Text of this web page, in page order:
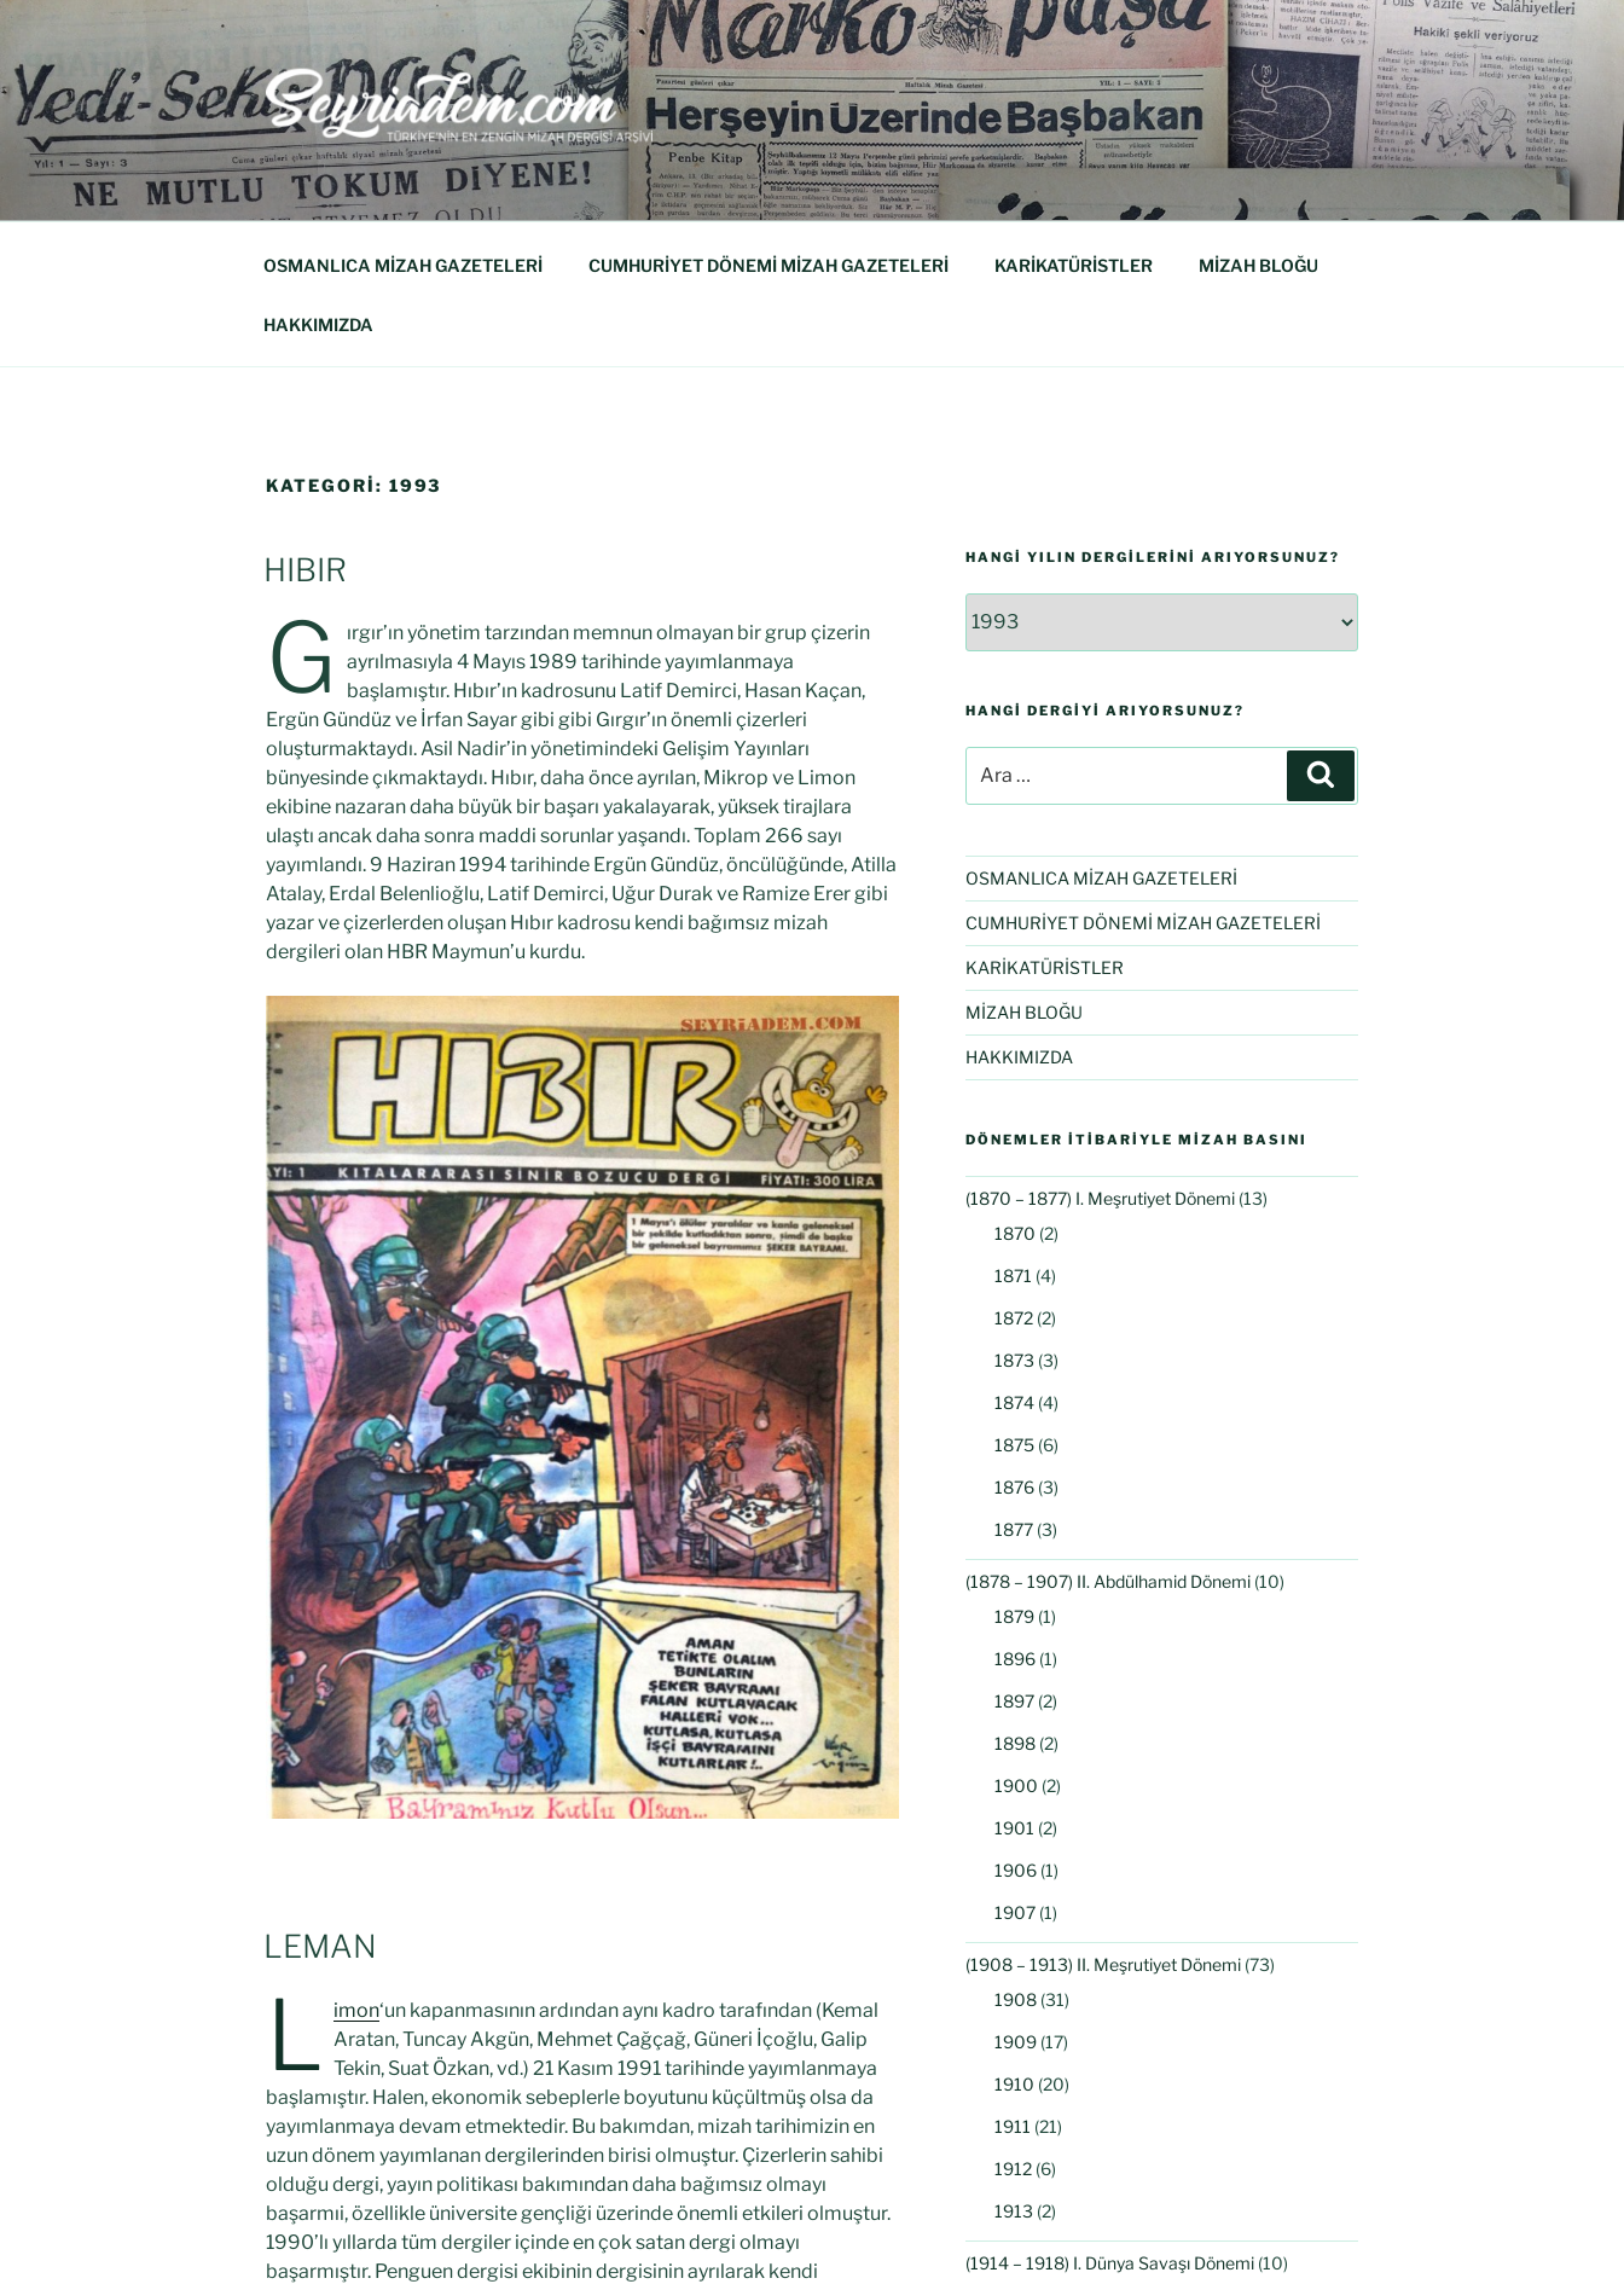
SEYRIADEM
Türkiye'nin En Zengin Mizah Dergisi Arşividir.
OSMANLICA MİZAH GAZETELERİ CUMHURİYET DÖNEMİ MİZAH GAZETELERİ KARİKATÜRİSTLER MİZAH BLOĞU
HAKKIMIZDA
KATEGORI: 1993
HIBIR
G
ırgır’ın yönetim tarzından memnun olmayan bir grup çizerin
ayrılmasıyla 4 Mayıs 1989 tarihinde yayımlanmaya
başlamıştır. Hıbır’ın kadrosunu Latif Demirci, Hasan Kaçan,
Ergün Gündüz ve İrfan Sayar gibi gibi Gırgır’ın önemli çizerleri
oluşturmaktaydı. Asil Nadir’in yönetimindeki Gelişim Yayınları
bünyesinde çıkmaktaydı. Hıbır, daha önce ayrılan, Mikrop ve Limon
ekibine nazaran daha büyük bir başarı yakalayarak, yüksek tirajlara
ulaştı ancak daha sonra maddi sorunlar yaşandı. Toplam 266 sayı
yayımlandı. 9 Haziran 1994 tarihinde Ergün Gündüz, öncülüğünde, Atilla
Atalay, Erdal Belenlioğlu, Latif Demirci, Uğur Durak ve Ramize Erer gibi
yazar ve çizerlerden oluşan Hıbır kadrosu kendi bağımsız mizah
dergileri olan HBR Maymun’u kurdu.
LEMAN
L imon‘un kapanmasının ardından aynı kadro tarafından (Kemal
Aratan, Tuncay Akgün, Mehmet Çağçağ, Güneri İçoğlu, Galip
Tekin, Suat Özkan, vd.) 21 Kasım 1991 tarihinde yayımlanmaya
başlamıştır. Halen, ekonomik sebeplerle boyutunu küçültmüş olsa da
yayımlanmaya devam etmektedir. Bu bakımdan, mizah tarihimizin en
uzun dönem yayımlanan dergilerinden birisi olmuştur. Çizerlerin sahibi
olduğu dergi, yayın politikası bakımından daha bağımsız olmayı
başarmıi, özellikle üniversite gençliği üzerinde önemli etkileri olmuştur.
1990’lı yıllarda tüm dergiler içinde en çok satan dergi olmayı
başarmıştır. Penguen dergisi ekibinin dergisinin ayrılarak kendi
HANGI YILIN DERGILERINI ARIYORSUNUZ?
HANGI DERGIYI ARIYORSUNUZ?
OSMANLICA MİZAH GAZETELERİ
CUMHURİYET DÖNEMİ MİZAH GAZETELERİ
KARİKATÜRİSTLER
MİZAH BLOĞU
HAKKIMIZDA
DÖNEMLER İTIBARIYLE MIZAH BASINI
(1870 – 1877) I. Meşrutiyet Dönemi(13)
1870 (2)
1871 (4)
1872(2)
1873 (3)
1874(4)
1875(6)
1876(3)
1877(3)
(1878 – 1907) II. Abdülhamid Dönemi(10)
1879(1)
1896(1)
1897(2)
1898(2)
1900 (2)
1901 (2)
1906(1)
1907(1)
(1908 – 1913) II. Meşrutiyet Dönemi(73)
1908(31)
1909(17)
1910 (20)
1911 (21)
1912(6)
1913 (2)
(1914 – 1918) I. Dünya Savaşı Dönemi(10)